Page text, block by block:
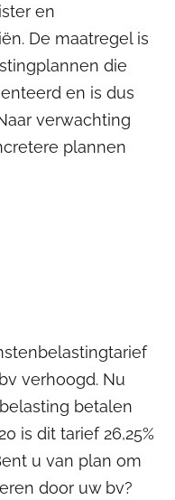
en
De maatregel is
die
en is dus
verwachting
plannen
verhoogd. Nu
betalen
is dit tarief 26,25%
u van plan om
door uw bv?